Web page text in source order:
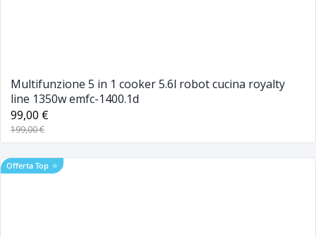
Multifunzione 5 in 1 cooker 5.6l robot cucina royalty
line 1350w emfc-1400.1d
99,00 €
199,00 €
Offerta Top ⭐